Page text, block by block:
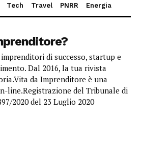
Tech Travel PNRR Energia
di successo, startup e
Dal 2016, la tua rivista
da Imprenditore è una
line.Registrazione del Tribunale di
2020 del 23 Luglio 2020